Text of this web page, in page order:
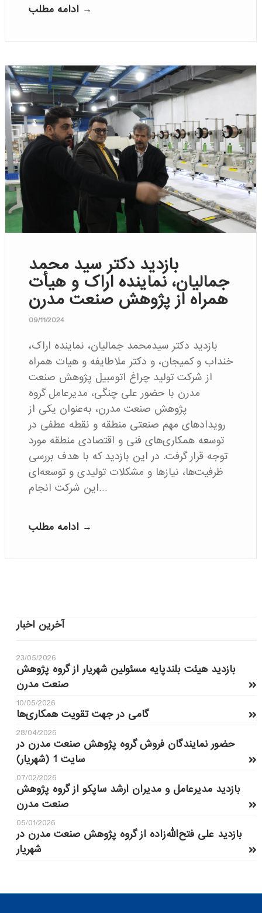
ادامه مطلب →
بازدید دکتر سید محمد
جمالیان، نماینده اراک و هیأت
همراه از پژوهش صنعت مدرن
09/11/2024
بازدید دکتر سیدمحمد جمالیان، نماینده اراک،
خنداب و کمیجان، و دکتر ملاطایفه و هیات همراه
از شرکت تولید چراغ اتومبیل پژوهش صنعت
مدرن با حضور علی چنگی، مدیرعامل گروه
پژوهش صنعت مدرن، به‌عنوان یکی از
رویدادهای مهم صنعتی منطقه و نقطه عطفی در
توسعه همکاری‌های فنی و اقتصادی منطقه مورد
توجه قرار گرفت. در این بازدید که با هدف بررسی
ظرفیت‌ها، نیازها و مشکلات تولیدی و توسعه‌ای
این شرکت انجام…
ادامه مطلب →
آخرین اخبار
23/05/2026
بازدید هیئت بلندپایه مسئولین شهریار از گروه پژوهش
صنعت مدرن
10/05/2026
گامی در جهت تقویت همکاری‌ها
28/04/2026
حضور نمایندگان فروش گروه پژوهش صنعت مدرن در
سایت 1 (شهریار)
07/02/2026
بازدید مدیرعامل و مدیران ارشد ساپکو از گروه پژوهش
صنعت مدرن
05/01/2026
بازدید علی فتح‌الله‌زاده از گروه پژوهش صنعت مدرن در
شهریار